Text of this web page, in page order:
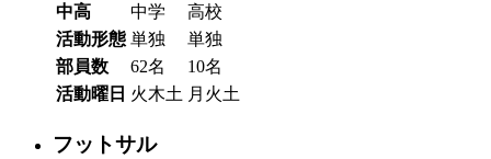
中高 中学
高校
活動形態 単独
単独
部員数
62名
10名
活動曜日 火木土 月火土
フットサル